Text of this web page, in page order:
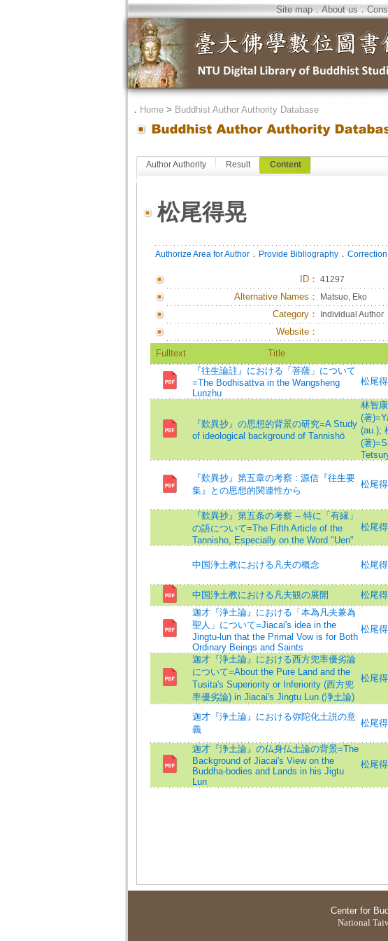
Site map．About us．
． Home> Buddhist Author Authority Database
Author Authority Result Content
松尾得晃
Authorize Area for Author． Provide Bibliography． Correction
ID： 41297
Alternative Names： Matsuo, Eko
Category： Individual Author
Website：
Fulltext Title
『往生論註』における「菩薩」について
=The Bodhisattva in the Wangsheng
Lunzhu
松尾
『歎異抄』の思想的背景の研究=A Study
of ideological background of Tannishō
林智
(著
(au.);
(著
『歎異抄』第五章の考察 : 源信『往生要
集』との思想的関連性から
松尾
『歎異抄』第五条の考察 -- 特に「有縁」
の語について=The Fifth Article of the
Tannisho, Especially on the Word "Uen"
松尾
中国浄土教における凡夫の概念 松尾
中国浄土教における凡夫観の展開 松尾
迦才『浄土論』における「本為凡夫兼為
聖人」について=Jiacai's idea in the
Jingtu-lun that the Primal Vow is for Both
Ordinary Beings and Saints
松尾
迦才『浄土論』における西方兜率優劣論
について=About the Pure Land and the
Tusita's Superiority or Inferiority (西方兜
率優劣論) in Jiacai's Jingtu Lun (浄土論)
松尾
迦才『浄土論』における弥陀化土説の意
義
松尾
迦才『浄土論』の仏身仏土論の背景=The
Background of Jiacai's View on the
Buddha-bodies and Lands in his Jigtu
Lun
松尾
Center for
National